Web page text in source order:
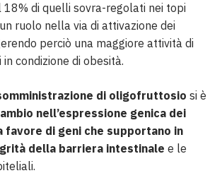
18% di quelli sovra-regolati nei topi
ruolo nella via di attivazione dei
perciò una maggiore attività di
condizione di obesità.
di oligofruttosio si è
nell’espressione genica dei
favore di geni che supportano in
della barriera intestinale e le